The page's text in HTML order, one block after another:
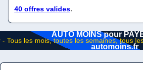
40 offres valides.
AUTO MOINS pour
automoins.fr